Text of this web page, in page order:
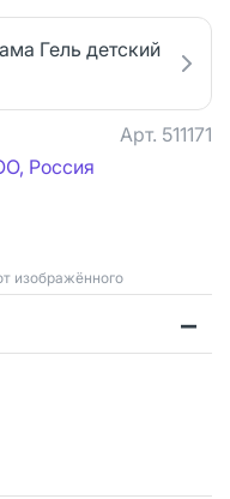
Гель детский
Арт. 511171
Россия
изображённого